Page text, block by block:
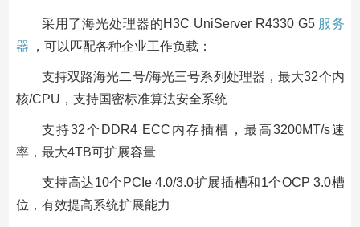
采用了海光处理器的H3C UniServer R4330 G5 服务
器
，可以匹配各种企业工作负载：
支持双路海光二号/海光三号系列处理器，最大32个内
核/CPU，支持国密标准算法安全系统
支持32个DDR4 ECC内存插槽，最高3200MT/s速
率，最大4TB可扩展容量
支持高达10个PCIe 4.0/3.0扩展插槽和1个OCP 3.0槽
位，有效提高系统扩展能力